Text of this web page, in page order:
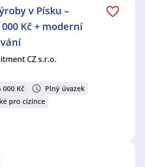
v Písku –
Kč + moderní
CZ s.r.o.
000 Kč
Plný úvazek
pro cizince